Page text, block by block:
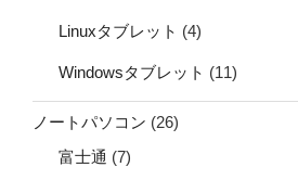
Linuxタブレット (4)
Windowsタブレット (11)
ノートパソコン (26)
富士通 (7)